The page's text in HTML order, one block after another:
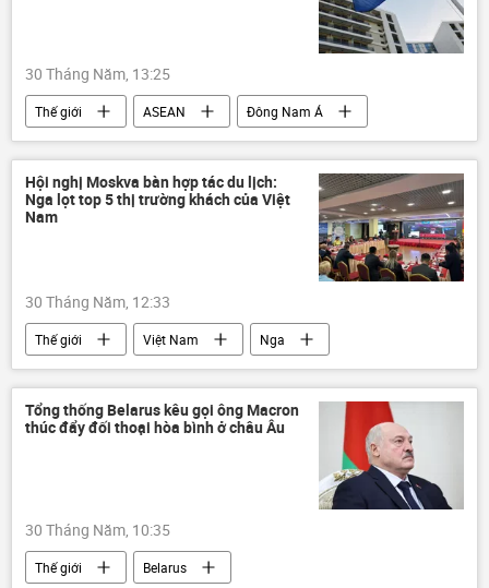
30 Tháng Năm, 13:25
Thế giới ASEAN
Đông Nam Á
Singapore
Châu Á
trật tự quốc tế
Chính trị
quan hệ quốc tế
Hội nghị Moskva bàn hợp tác du lịch:
Nga lọt top 5 thị trường khách của Việt
Nam
30 Tháng Năm, 12:33
Thế giới Việt Nam
Nga
Du lịch
hợp tác
Hợp tác Nga-Việt
Kinh tế
hội nghị
Moskva
Hà Nội
Quan điểm-Ý kiến
Tổng thống Belarus kêu gọi ông Macron
thúc đẩy đối thoại hòa bình ở châu Âu
30 Tháng Năm, 10:35
Thế giới Belarus